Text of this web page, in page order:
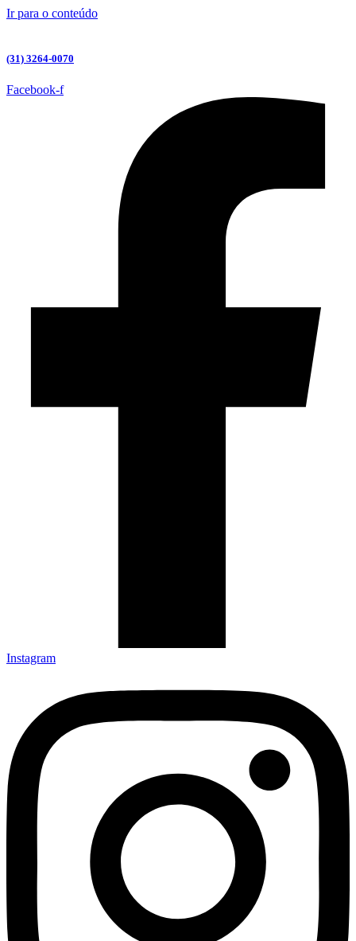
Ir para o conteúdo
(31) 3264-0070
Facebook-f
Instagram